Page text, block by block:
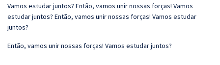
Vamos estudar juntos? Então, vamos unir nossas forças! Vamos
estudar juntos? Então, vamos unir nossas forças! Vamos estudar
juntos?
Então, vamos unir nossas forças! Vamos estudar juntos?